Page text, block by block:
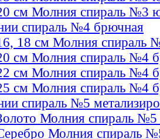
см Молния спираль №3
спираль №4 брючная
18 см Молния спираль
см Молния спираль №4
см Молния спираль №4
см Молния спираль №4
спираль №5
Молния спираль №5
Молния спираль